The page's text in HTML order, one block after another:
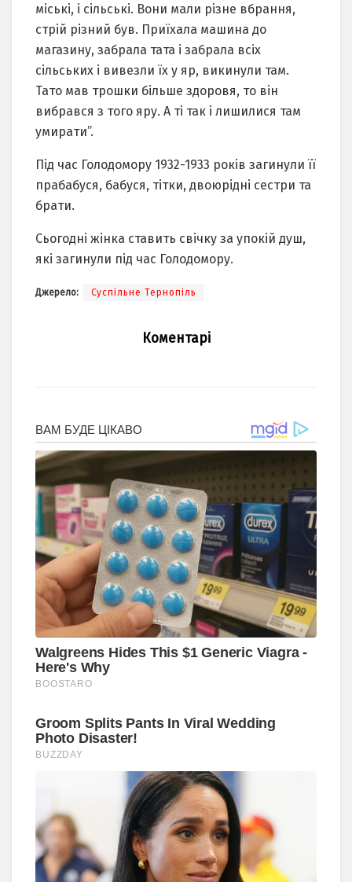
міські, і сільські. Вони мали різне вбрання,
стрій різний був. Приїхала машина до
магазину, забрала тата і забрала всіх
сільських і вивезли їх у яр, викинули там.
Тато мав трошки більше здоровя, то він
вибрався з того яру. А ті так і лишилися там
умирати”.
Під час Голодомору 1932-1933 років загинули її
прабабуся, бабуся, тітки, двоюрідні сестри та
брати.
Сьогодні жінка ставить свічку за упокій душ,
які загинули під час Голодомору.
Джерело: Суспільне Тернопіль
Коментарі